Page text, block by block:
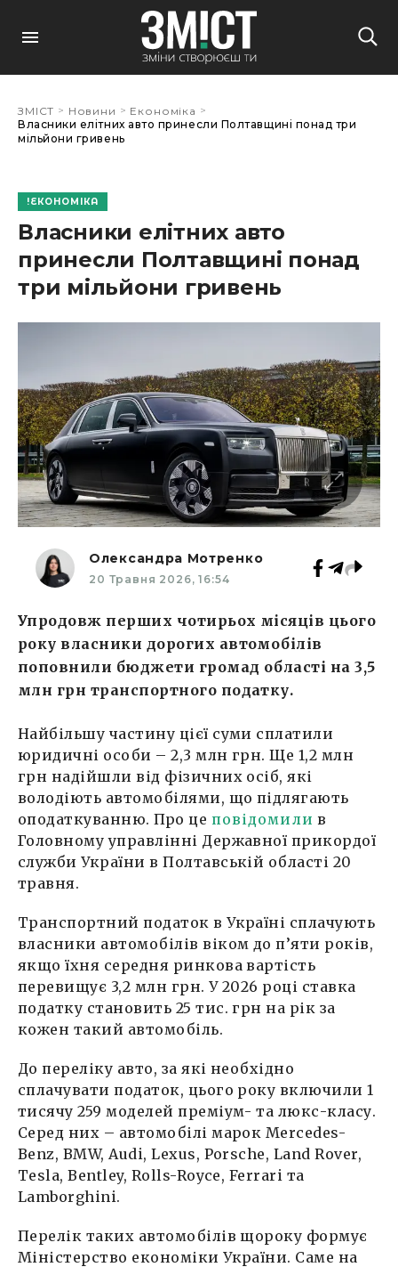
ЗМІСТ > Новини > Економіка >
Власники елітних авто принесли Полтавщині понад три
мільйони гривень
ЕКОНОМІКА
Власники елітних авто
принесли Полтавщині понад
три мільйони гривень
Олександра Мотренко
20 Травня 2026, 16:54
Упродовж перших чотирьох місяців цього
року власники дорогих автомобілів
поповнили бюджети громад області на 3,5
млн грн транспортного податку.
Найбільшу частину цієї суми сплатили
юридичні особи – 2,3 млн грн. Ще 1,2 млн
грн надійшли від фізичних осіб, які
володіють автомобілями, що підлягають
оподаткуванню. Про це повідомили в
Головному управлінні Державної прикордої
служби України в Полтавській області 20
травня.
Транспортний податок в Україні сплачують
власники автомобілів віком до п’яти років,
якщо їхня середня ринкова вартість
перевищує 3,2 млн грн. У 2026 році ставка
податку становить 25 тис. грн на рік за
кожен такий автомобіль.
До переліку авто, за які необхідно
сплачувати податок, цього року включили 1
тисячу 259 моделей преміум- та люкс-класу.
Серед них – автомобілі марок Mercedes-
Benz, BMW, Audi, Lexus, Porsche, Land Rover,
Tesla, Bentley, Rolls-Royce, Ferrari та
Lamborghini.
Перелік таких автомобілів щороку формує
Міністерство економіки України. Саме на